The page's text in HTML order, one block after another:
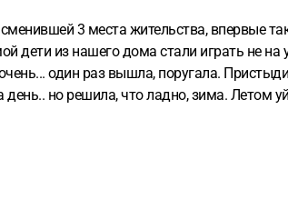
3 места жительства, впервые
дети из нашего дома стали играть не на
один раз вышла, поругала.
но решила, что ладно, зима. Летом
знающие люди, можно ли бороться с